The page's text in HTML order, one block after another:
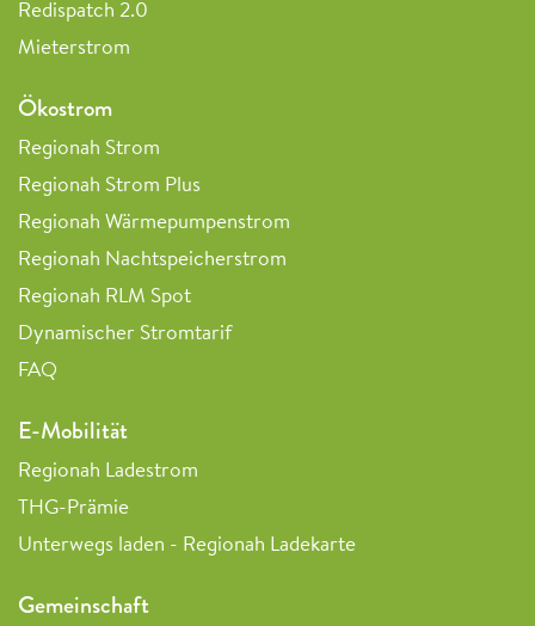
Redispatch 2.0
Mieterstrom
Ökostrom
Regionah Strom
Regionah Strom Plus
Regionah Wärmepumpenstrom
Regionah Nachtspeicherstrom
Regionah RLM Spot
Dynamischer Stromtarif
FAQ
E-Mobilität
Regionah Ladestrom
THG-Prämie
Unterwegs laden - Regionah Ladekarte
Gemeinschaft